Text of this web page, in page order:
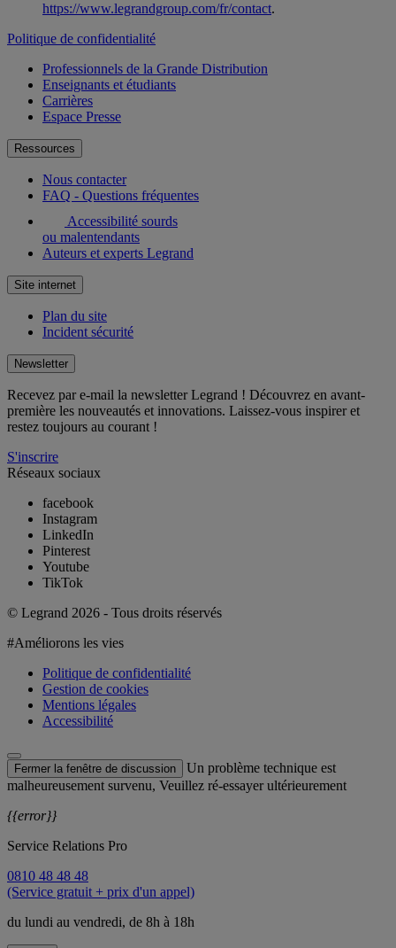
https://www.legrandgroup.com/fr/contact.
Politique de confidentialité
Professionnels de la Grande Distribution
Enseignants et étudiants
Carrières
Espace Presse
Ressources
Nous contacter
FAQ - Questions fréquentes
Accessibilité sourds
ou malentendants
Auteurs et experts Legrand
Site internet
Plan du site
Incident sécurité
Newsletter
Recevez par e-mail la newsletter Legrand ! Découvrez en avant-
première les nouveautés et innovations. Laissez-vous inspirer et
restez toujours au courant !
S'inscrire
Réseaux sociaux
facebook
Instagram
LinkedIn
Pinterest
Youtube
TikTok
© Legrand 2026 - Tous droits réservés
#Améliorons les vies
Politique de confidentialité
Gestion de cookies
Mentions légales
Accessibilité
Fermer la fenêtre de discussion
Un problème technique est
malheureusement survenu, Veuillez ré-essayer ultérieurement
{{error}}
Service Relations Pro
0810 48 48 48
(Service gratuit + prix d'un appel)
du lundi au vendredi, de 8h à 18h